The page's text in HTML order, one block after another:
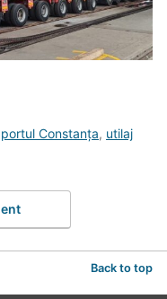
portul Constanța, utilaj
Back to top